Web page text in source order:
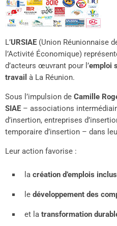
L’URSIAE (Union Réunionnaise
l’Activité Économique)
d’acteurs œuvrant pour l’emploi
travail à La Réunion.
Sous l’impulsion de Camille
SIAE – associations
d’insertion, entreprises
temporaire d’insertion – dans
Leur action favorise :
la création d’emplois
le développement des
et la transformation